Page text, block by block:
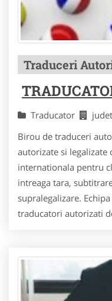
Traduceri
Traducator
Birou de traduceri
autorizate si
internationala pentru
intreaga tara,
supralegalizare.
traducatori autorizati